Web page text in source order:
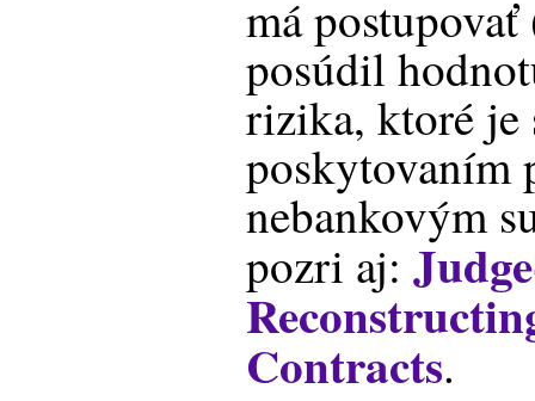
má
posúdil
rizika, ktoré je
poskytovaním
nebankovým
pozri aj:
Contracts.